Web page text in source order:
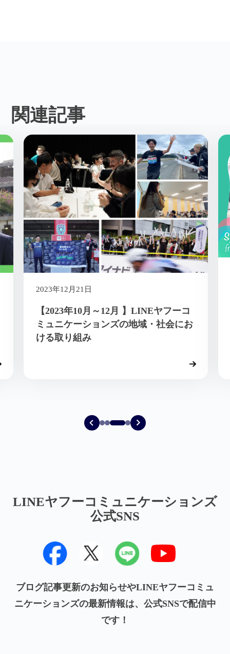
関連記事
2023年2月24日
まちと企業のよい関係。世界6都市に
住んだ担当者が語る「Fukuoka Smart
City Community」にLINE Fukuokaが
取り組む意味
LINEヤフーコミュニケーションズ
公式SNS
ブログ記事更新のお知らせやLINEヤフーコミュ
ニケーションズの最新情報は、公式SNSで配信中
です！